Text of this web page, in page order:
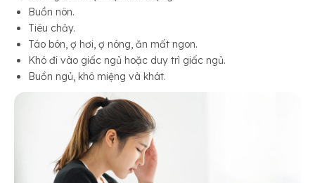
Buồn nôn.
Tiêu chảy.
Táo bón, ợ hơi, ợ nóng, ăn mất ngon.
Khó đi vào giấc ngủ hoặc duy trì giấc ngủ.
Buồn ngủ, khô miệng và khát.